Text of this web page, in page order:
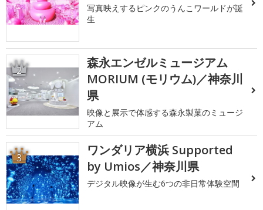
写真映えするピンクのうんこワールドが誕
生
2
森永エンゼルミュージアム
MORIUM (モリウム)／神奈川
県
映像と展示で体感する森永製菓のミュージ
アム
3
ワンダリア横浜 Supported
by Umios／神奈川県
デジタル映像が生む6つの非日常体験空間